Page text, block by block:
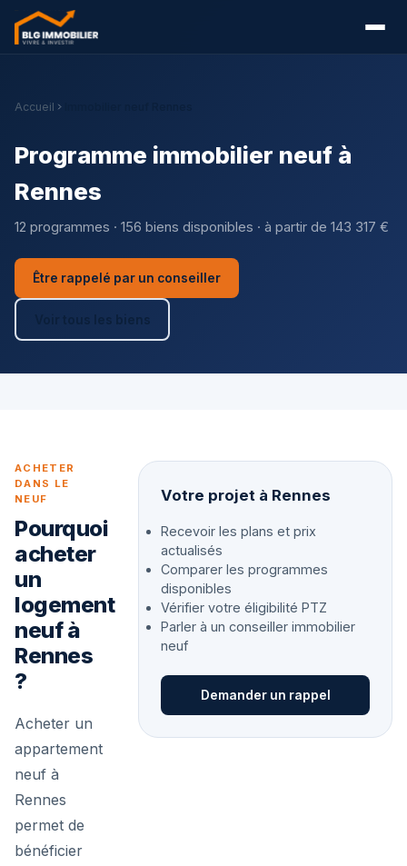
Accueil
Programme immobilier neuf à
Rennes
12 programmes · 156 biens disponibles · à partir de 143 317 €
Être rappelé par un conseiller
Voir tous les biens
ACHETER
DANS LE
NEUF
Pourquoi
acheter
un
logement
neuf à
Rennes
?
Acheter un
appartement
neuf à
Rennes
permet de
bénéficier
Votre projet à Rennes
Recevoir les plans et prix
actualisés
Comparer les programmes
disponibles
Vérifier votre éligibilité PTZ
Parler à un conseiller immobilier
neuf
Demander un rappel